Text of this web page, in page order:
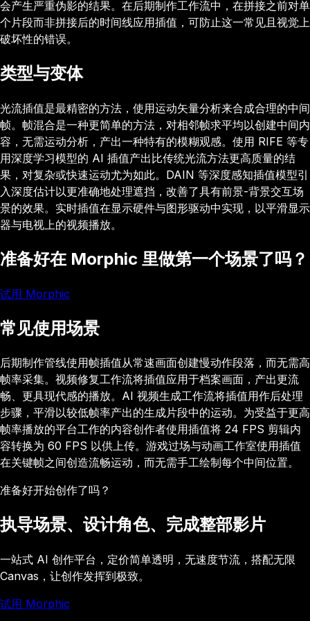
会产生严重伪影的结果。在后期制作工作流中，在拼接之前对单
个片段而非拼接后的时间线应用插值，可防止这一常见且视觉上
破坏性的错误。
类型与变体
光流插值是最精密的方法，使用运动矢量分析来合成合理的中间
帧。帧混合是一种更简单的方法，对相邻帧求平均以创建中间内
容，无需运动分析，产出一种特有的模糊观感。使用 RIFE 等专
用深度学习模型的 AI 插值产出比传统光流方法更高质量的结
果，对复杂或快速运动尤为如此。DAIN 等深度感知插值模型引
入深度估计以更准确地处理遮挡，改善了具有前景-背景交互场
景的效果。实时插值在显示硬件与图形驱动中实现，以平滑显示
器与电视上的视频播放。
准备好在 Morphic 里做第一个场景了吗？
试用 Morphic
常见使用场景
后期制作管线使用帧插值从常速画面创建慢动作段落，而无需高
帧率采集。视频修复工作流将插值应用于档案画面，产出更流
畅、更具现代感的播放。AI 视频生成工作流将插值用作后处理
步骤，平滑以较低帧率产出的生成片段中的运动。为受益于更高
帧率播放的平台工作的内容创作者使用插值将 24 FPS 剪辑内
容转换为 60 FPS 以供上传。游戏过场与动画工作室使用插值
在关键帧之间创造流畅运动，而无需手工绘制每个中间位置。
准备好开始创作了吗？
执导场景、设计角色、完成整部影片
一站式 AI 创作平台，定价简单透明，无速度节流，搭配无限
Canvas，让创作发挥到极致。
试用 Morphic